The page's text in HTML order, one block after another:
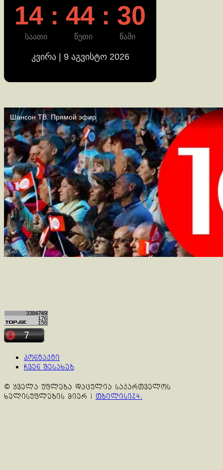
14 : 44 : 31
საათი წუთი წამი
კვირა | 9 აგვისტო 2026
კონტაქტი
ჩვენ შესახებ
© ყველა უფლება დაცულია საქართველოს
ხელისუფლების მიერ | თბილისი24.